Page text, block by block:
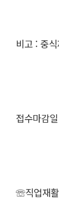
비고 : 중
접수마감
☏직업재